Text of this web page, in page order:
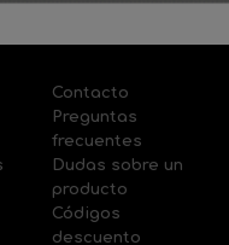
Contacto
Preguntas
frecuentes
Dudas sobre un
producto
Códigos
descuento